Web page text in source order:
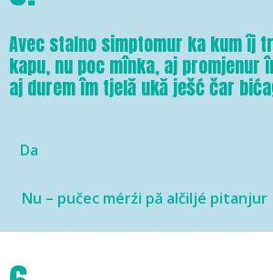
Avec stalno simptomur ka kum îj
kapu, nu poc mînka, aj promjenur
aj durem îm tjelă ukă ješć čar
Da
Nu – pučec mérźi pă alčiljé pitanjur